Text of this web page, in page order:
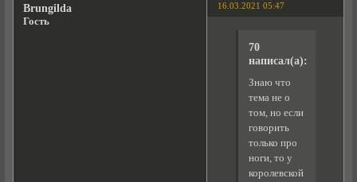
16.03.2021 05:47
Brungilda
Гость
70
написал(а):
Знаю что
тема не о
том, но если
говорить
только про
ноги, то у
королевской